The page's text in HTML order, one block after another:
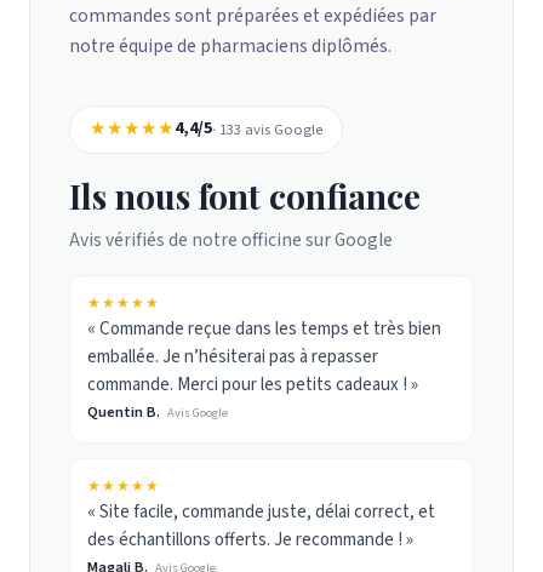
commandes sont préparées et expédiées par
notre équipe de pharmaciens diplômés.
★★★★★4,4/5· 133 avis Google
Ils nous font confiance
Avis vérifiés de notre officine sur Google
★★★★★
« Commande reçue dans les temps et très bien
emballée. Je n’hésiterai pas à repasser
commande. Merci pour les petits cadeaux ! »
Quentin B. Avis Google
★★★★★
« Site facile, commande juste, délai correct, et
des échantillons offerts. Je recommande ! »
Magali B. Avis Google